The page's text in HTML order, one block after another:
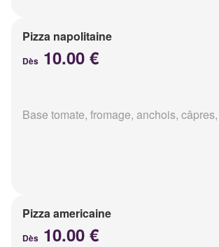
Pizza napolitaine
Dès 10.00 €
Base tomate, fromage, anchois,
Pizza americaine
Dès 10.00 €